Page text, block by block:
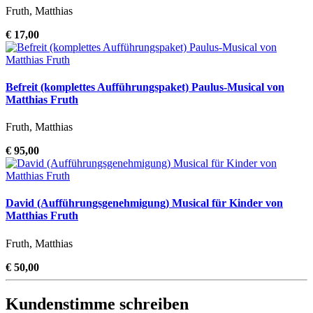
Fruth, Matthias
€ 17,00
Befreit (komplettes Aufführungspaket) Paulus-Musical von
Matthias Fruth
Fruth, Matthias
€ 95,00
David (Aufführungsgenehmigung) Musical für Kinder von
Matthias Fruth
Fruth, Matthias
€ 50,00
Kundenstimme schreiben